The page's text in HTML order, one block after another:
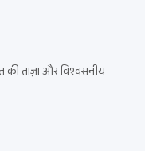
की ताज़ा और विश्वसनीय